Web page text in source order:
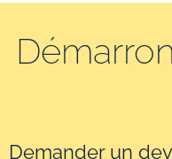
Demander un